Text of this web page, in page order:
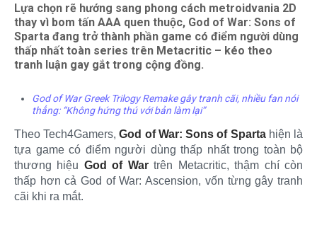
Lựa chọn rẽ hướng sang phong cách metroidvania 2D
thay vì bom tấn AAA quen thuộc, God of War: Sons of
Sparta đang trở thành phần game có điểm người dùng
thấp nhất toàn series trên Metacritic – kéo theo
tranh luận gay gắt trong cộng đồng.
God of War Greek Trilogy Remake gây tranh cãi, nhiều fan nói
thẳng: “Không hứng thú với bản làm lại”
Theo Tech4Gamers,God of War: Sons of Spartahiện là
tựa game có điểm người dùng thấp nhất trong toàn bộ
thương hiệu God of Wartrên Metacritic, thậm chí còn
thấp hơn cả God of War: Ascension, vốn từng gây tranh
cãi khi ra mắt.